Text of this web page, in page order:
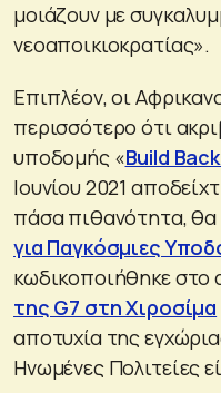
μοιάζουν με
νεοαποικιοκρατίας».
Επιπλέον, οι
περισσότερο ότι
υποδομής «Build
Ιουνίου 2021
πάσα πιθανότητα, θα
για Παγκόσμιες
κωδικοποιήθηκε στο
της G7 στη Χιροσίμα
αποτυχία της
Ηνωμένες Πολιτείες